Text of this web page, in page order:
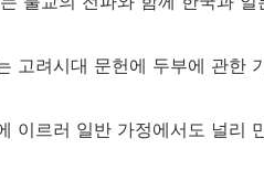
고려시대 문헌에 두부에 관한
이르러 일반 가정에서도 널리